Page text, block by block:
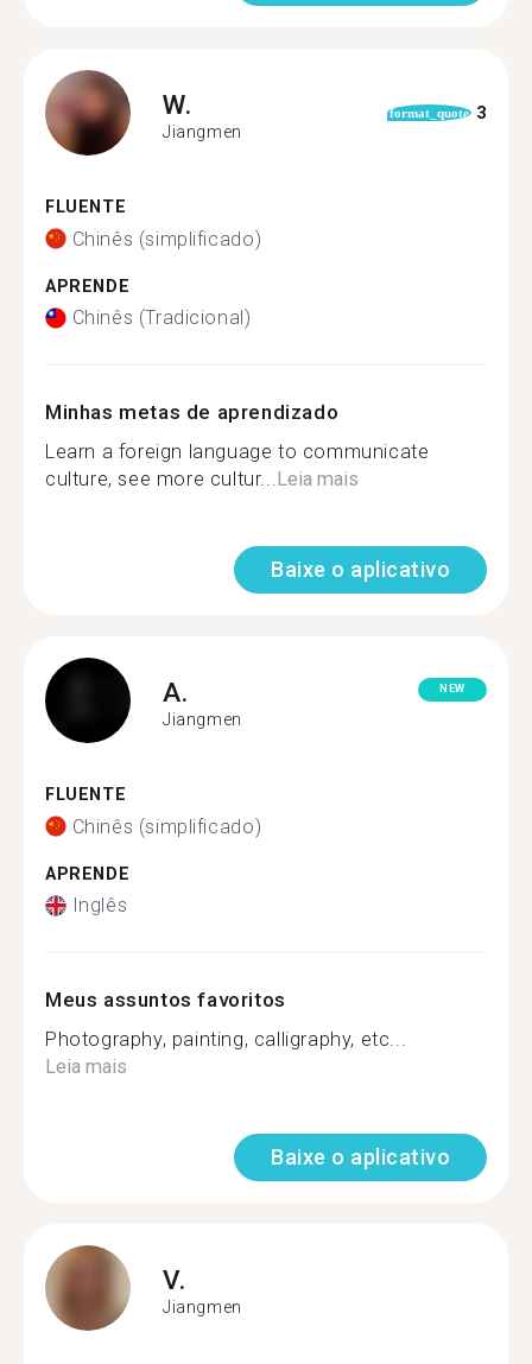
W.
Jiangmen
format_quote 3
FLUENTE
Chinês (simplificado)
APRENDE
Chinês (Tradicional)
Minhas metas de aprendizado
Learn a foreign language to communicate
culture, see more cultur...Leia mais
Baixe o aplicativo
A.
Jiangmen
NEW
FLUENTE
Chinês (simplificado)
APRENDE
Inglês
Meus assuntos favoritos
Photography, painting, calligraphy, etc...
Leia mais
Baixe o aplicativo
V.
Jiangmen